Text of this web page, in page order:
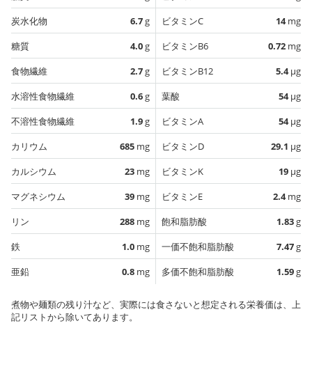
炭水化物
6.7g
糖質
4.0g
食物繊維
2.7g
水溶性食物繊維
0.6g
不溶性食物繊維
1.9g
カリウム
685 mg
カルシウム
23 mg
マグネシウム
39 mg
リン
288 mg
鉄
1.0 mg
亜鉛
0.8 mg
ビタミンC
14mg
ビタミンB6
0.72 mg
ビタミンB12
5.4µg
葉酸
54µg
ビタミンA
54µg
ビタミンD
29.1 µg
ビタミンK
19 µg
ビタミンE
2.4mg
飽和脂肪酸
1.83g
一価不飽和脂肪酸
7.47g
多価不飽和脂肪酸
1.59g
煮物や麺類の残り汁など、実際には食さないと想定される栄養価は、上
記リストから除いてあります。